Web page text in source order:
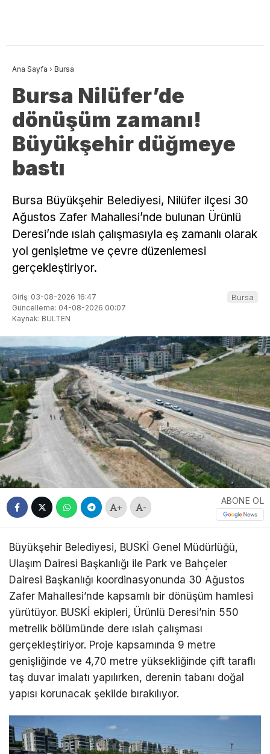
Ana Sayfa › Bursa
Bursa Nilüfer’de
dönüşüm zamanı!
Büyükşehir düğmeye
bastı
Bursa Büyükşehir Belediyesi, Nilüfer ilçesi 30
Ağustos Zafer Mahallesi’nde bulunan Ürünlü
Deresi’nde ıslah çalışmasıyla eş zamanlı olarak
yol genişletme ve çevre düzenlemesi
gerçekleştiriyor.
Giriş: 03-08-2026 16:47
Güncelleme: 04-08-2026 00:07
Kaynak: BULTEN
Bursa
+ -
ABONE OL
Büyükşehir Belediyesi, BUSKİ Genel Müdürlüğü,
Ulaşım Dairesi Başkanlığı ile Park ve Bahçeler
Dairesi Başkanlığı koordinasyonunda 30 Ağustos
Zafer Mahallesi’nde kapsamlı bir dönüşüm hamlesi
yürütüyor. BUSKİ ekipleri, Ürünlü Deresi’nin 550
metrelik bölümünde dere ıslah çalışması
gerçekleştiriyor. Proje kapsamında 9 metre
genişliğinde ve 4,70 metre yüksekliğinde çift taraflı
taş duvar imalatı yapılırken, derenin tabanı doğal
yapısı korunacak şekilde bırakılıyor.